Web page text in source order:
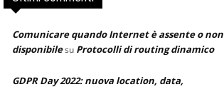
Comunicare quando Internet è assente o non
disponibilesu Protocolli di routing dinamico
GDPR Day 2022: nuova location, data,